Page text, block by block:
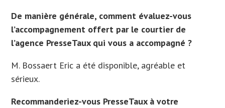
De manière générale, comment évaluez-vous
l’accompagnement offert par le courtier de
l’agence PresseTaux qui vous a accompagné ?
M. Bossaert Eric a été disponible, agréable et
sérieux.
Recommanderiez-vous PresseTaux à votre